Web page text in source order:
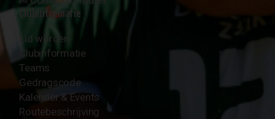
Clubinformatie
Lid worden
Clubinformatie
Teams
Gedragscode
Kalender & Events
Routebeschrijving